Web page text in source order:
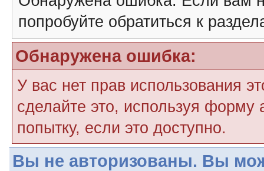
попробуйте обратиться к
Обнаружена ошибка:
У вас нет прав использования
сделайте это, используя форму
попытку, если это доступно.
Вы не авторизованы. Вы